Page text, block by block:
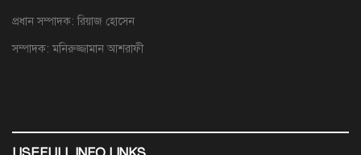
প্রধান সম্পাদক: রিয়াজ হোসেন
সম্পাদক: মনিরুজ্জামান আশরাফী